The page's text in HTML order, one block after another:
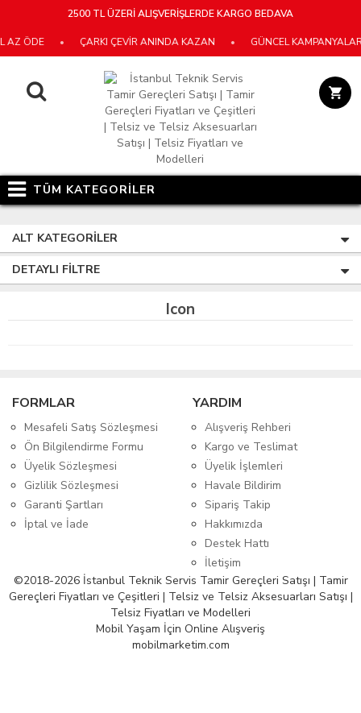
2500 TL ÜZERİ ALIŞVERİŞLERDE KARGO BEDAVA
ÖDE ÇARKI ÇEVİR ANINDA KAZAN GÜNCEL
TÜM KATEGORİLER
ALT KATEGORILER
DETAYLI FILTRE
Icon
FORMLAR
Mesafeli Satış Sözleşmesi
Ön Bilgilendirme Formu
Üyelik Sözleşmesi
Gizlilik Sözleşmesi
Garanti Şartları
İptal ve İade
YARDIM
Alışveriş Rehberi
Kargo ve Teslimat
Üyelik İşlemleri
Havale Bildirim
Sipariş Takip
Hakkımızda
Destek Hattı
İletişim
©2018-2026 İstanbul Teknik Servis Tamir Gereçleri Satışı | Tamir
Gereçleri Fiyatları ve Çeşitleri | Telsiz ve Telsiz Aksesuarları Satışı |
Telsiz Fiyatları ve Modelleri
Mobil Yaşam İçin Online Alışveriş
mobilmarketim.com